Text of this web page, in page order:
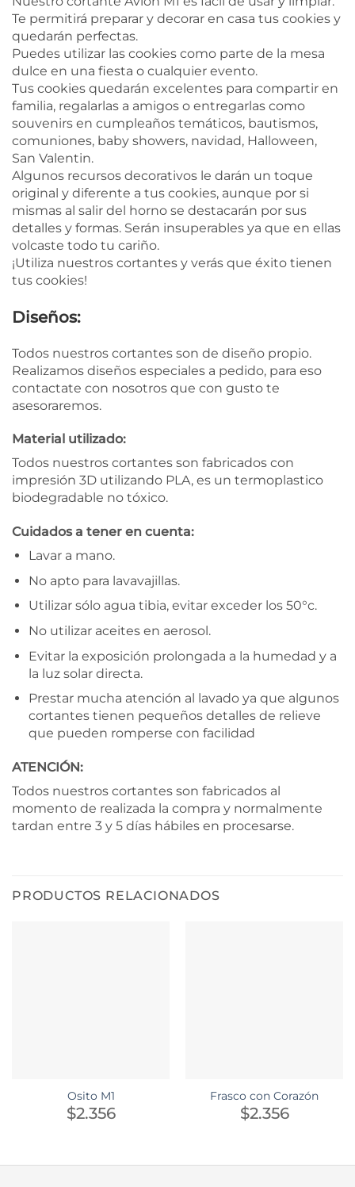
Te permitirá preparar y decorar en casa tus cookies y
quedarán perfectas.
Puedes utilizar las cookies como parte de la mesa
dulce en una fiesta o cualquier evento.
Tus cookies quedarán excelentes para compartir en
familia, regalarlas a amigos o entregarlas como
souvenirs en cumpleaños temáticos, bautismos,
comuniones, baby showers, navidad, Halloween,
San Valentin.
Algunos recursos decorativos le darán un toque
original y diferente a tus cookies, aunque por si
mismas al salir del horno se destacarán por sus
detalles y formas. Serán insuperables ya que en ellas
volcaste todo tu cariño.
¡Utiliza nuestros cortantes y verás que éxito tienen
tus cookies!
Diseños:
Todos nuestros cortantes son de diseño propio.
Realizamos diseños especiales a pedido, para eso
contactate con nosotros que con gusto te
asesoraremos.
Material utilizado:
Todos nuestros cortantes son fabricados con
impresión 3D utilizando PLA, es un termoplastico
biodegradable no tóxico.
Cuidados a tener en cuenta:
Lavar a mano.
No apto para lavavajillas.
Utilizar sólo agua tibia, evitar exceder los 50°c.
No utilizar aceites en aerosol.
Evitar la exposición prolongada a la humedad y a
la luz solar directa.
Prestar mucha atención al lavado ya que algunos
cortantes tienen pequeños detalles de relieve
que pueden romperse con facilidad
ATENCIÓN:
Todos nuestros cortantes son fabricados al
momento de realizada la compra y normalmente
tardan entre 3 y 5 días hábiles en procesarse.
PRODUCTOS RELACIONADOS
Osito M1
$2.356
Frasco con Corazón
$2.356